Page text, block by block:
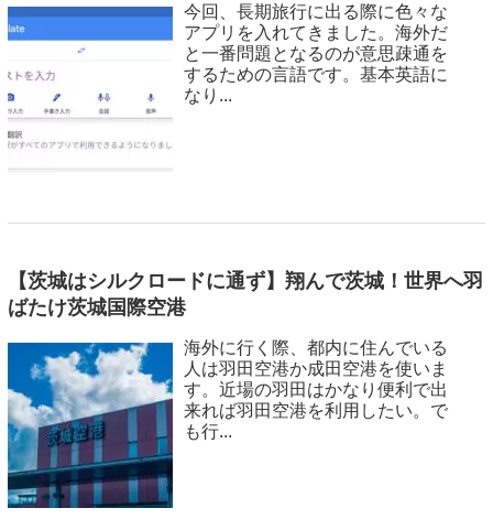
今回、長期旅行に出る際に色々な
アプリを入れてきました。海外だ
と一番問題となるのが意思疎通を
するための言語です。基本英語に
なり...
【茨城はシルクロードに通ず】翔んで茨城！世界へ羽
ばたけ茨城国際空港
海外に行く際、都内に住んでいる
人は羽田空港か成田空港を使いま
す。近場の羽田はかなり便利で出
来れば羽田空港を利用したい。で
も行...